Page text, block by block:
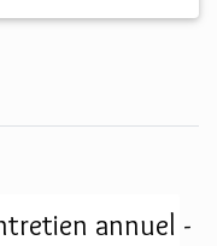
annuel -